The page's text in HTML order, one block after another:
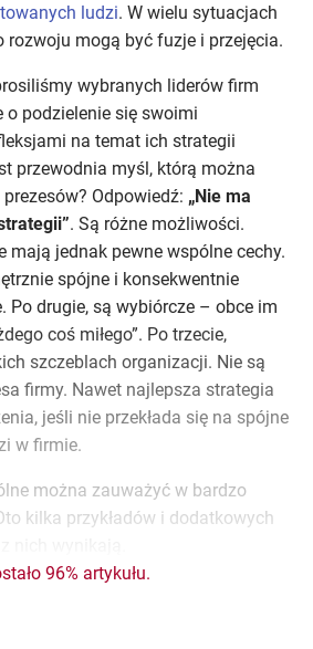
ludzi. W wielu sytuacjach
rozwoju mogą być fuzje i przejęcia.
wybranych liderów firm
o podzielenie się swoimi
na temat ich strategii
przewodnia myśl, którą można
Odpowiedź: „Nie ma
. Są różne możliwości.
mają jednak pewne wspólne cechy.
spójne i konsekwentnie
Po drugie, są wybiórcze – obce im
coś miłego”. Po trzecie,
szczeblach organizacji. Nie są
firmy. Nawet najlepsza strategia
jeśli nie przekłada się na spójne
w firmie.
można zauważyć w bardzo
kilka przykładów i dodatkowych
96% artykułu.